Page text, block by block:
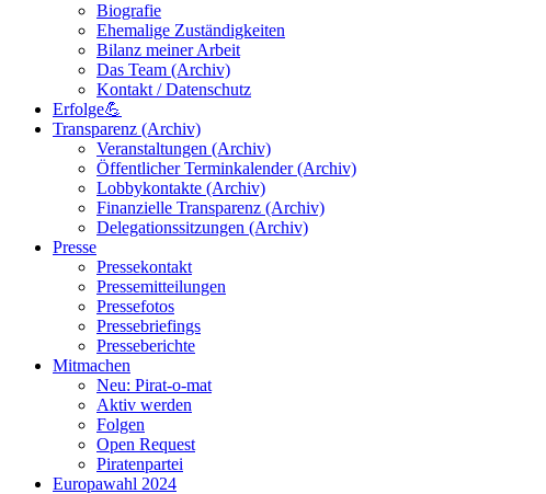
Biografie
Ehemalige Zuständigkeiten
Bilanz meiner Arbeit
Das Team (Archiv)
Kontakt / Datenschutz
Erfolge💪
Transparenz (Archiv)
Veranstaltungen (Archiv)
Öffentlicher Terminkalender (Archiv)
Lobbykontakte (Archiv)
Finanzielle Transparenz (Archiv)
Delegationssitzungen (Archiv)
Presse
Pressekontakt
Pressemitteilungen
Pressefotos
Pressebriefings
Presseberichte
Mitmachen
Neu: Pirat-o-mat
Aktiv werden
Folgen
Open Request
Piratenpartei
Europawahl 2024